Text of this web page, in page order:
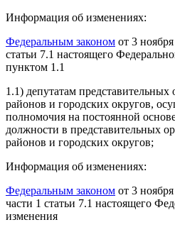
Информация об изменениях:
Федеральным законом от 3
статьи 7.1 настоящего
пунктом 1.1
1.1) депутатам
районов и городских округов,
полномочия на постоянной
должности в представительных
районов и городских округов;
Информация об изменениях:
Федеральным законом от 3
части 1 статьи 7.1 настоящего
изменения